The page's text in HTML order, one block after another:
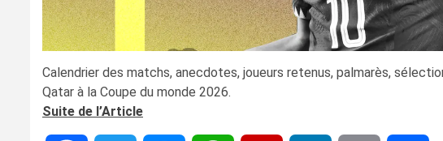
Calendrier des matchs, anecdotes, joueurs retenus, palmarès,
Qatar à la Coupe du monde 2026.
Suite de l’Article